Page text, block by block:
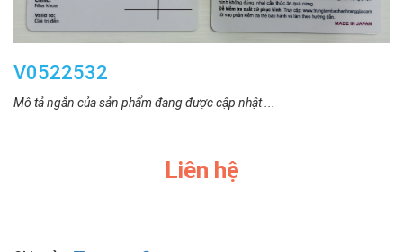
V0522532
Mô tả ngắn của sản phẩm đang được cập nhật ...
Liên hệ